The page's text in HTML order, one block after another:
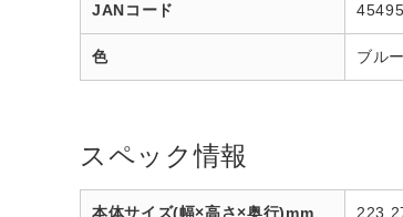
JANコード
色 ブルー
スペック情報
本体サイズ(幅×高さ×奥行)mm